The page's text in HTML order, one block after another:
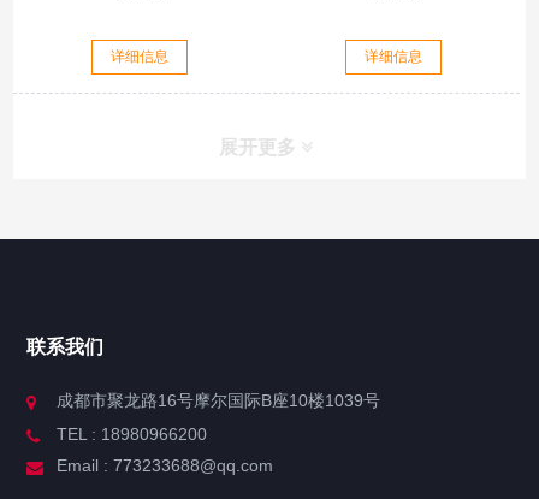
详细信息 详细信息
展开更多
联系我们
成都市聚龙路16号摩尔国际B座10楼1039号
TEL : 18980966200
Email : 773233688@qq.com